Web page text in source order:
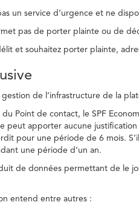
un service d’urgence et ne
pas de porter plainte ou de
et souhaitez porter plainte,
gestion de l’infrastructure de la
du Point de contact, le SPF
peut apporter aucune
pour une période de 6 mois.
une période d’un an.
de données permettant de le
entend entre autres :